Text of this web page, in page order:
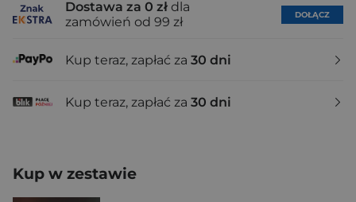
Dostawa za 0 zł dla
zamówień od 99 zł
DOŁĄCZ
Kup teraz, zapłać za 30 dni
Kup teraz, zapłać za 30 dni
Kup w zestawie